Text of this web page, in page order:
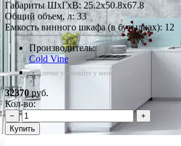
Габариты ШxГxВ: 25.2x50.8x67.8
Общий объем, л: 33
Емкость винного шкафа (в бутылках): 12
Производитель:
Cold Vine
*Наличие уточняйте у менеджера
32370руб.
Кол-во:
−
+
Купить